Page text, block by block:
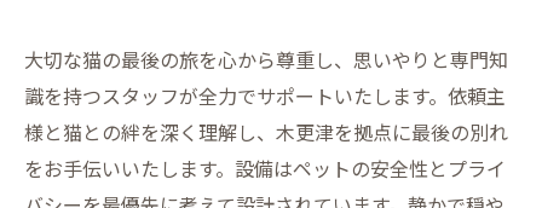
大切な猫の最後の旅を心から尊重し、思いやりと専門知
識を持つスタッフが全力でサポートいたします。依頼主
様と猫との絆を深く理解し、木更津を拠点に最後の別れ
をお手伝いいたします。設備はペットの安全性とプライ